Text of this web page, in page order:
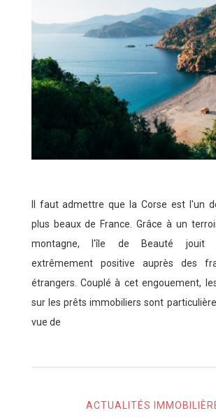
Il faut admettre que la Corse est l'un
plus beaux de France. Grâce à un
montagne, l'île de Beauté jouit
extrêmement positive auprès des
étrangers. Couplé à cet engouement,
sur les prêts immobiliers sont
vue de
ACTUALITÉS